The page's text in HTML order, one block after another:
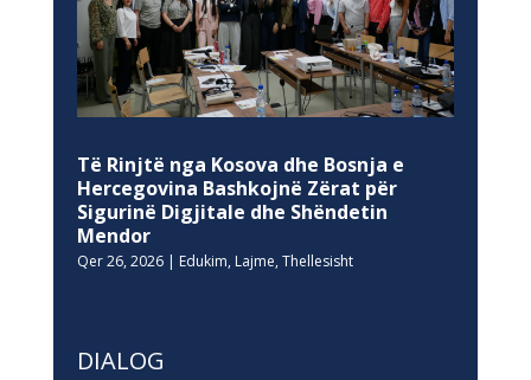
Të Rinjtë nga Kosova dhe Bosnja e
Hercegovina Bashkojnë Zërat për
Sigurinë Digjitale dhe Shëndetin
Mendor
Qer 26, 2026| Edukim, Lajme, Thellesisht
DIALOG